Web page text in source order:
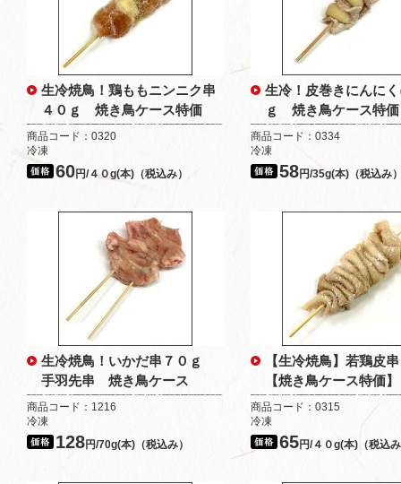
生冷焼鳥！鶏ももニンニク串
４０ｇ 焼き鳥ケース特価
商品コード：0320
冷凍
60円/４０g(本)（税込み）
生冷！皮巻きにんに
ｇ 焼き鳥ケース特価
商品コード：0334
冷凍
58円/35g(本)（税込み
生冷焼鳥！いかだ串７０ｇ
手羽先串 焼き鳥ケース
商品コード：1216
冷凍
128円/70g(本)（税込み）
【生冷焼鳥】若鶏皮
【焼き鳥ケース特価】
商品コード：0315
冷凍
65円/４０g(本)（税込